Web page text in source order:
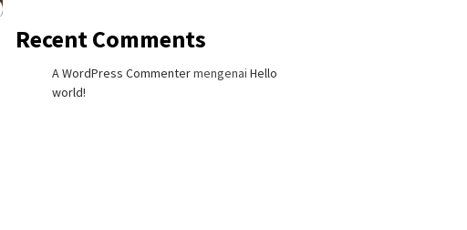
Lansia Singapura Ditemukan
Selamat di Kalianda,
Penjemputan Keluarga
Dijadwalkan Besok
Recent Comments
A WordPress CommentermengenaiHello
world!